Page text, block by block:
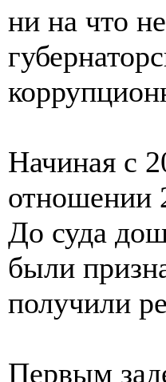
ни на что
Начиная с
отношении
До суда
были
получили
Первым